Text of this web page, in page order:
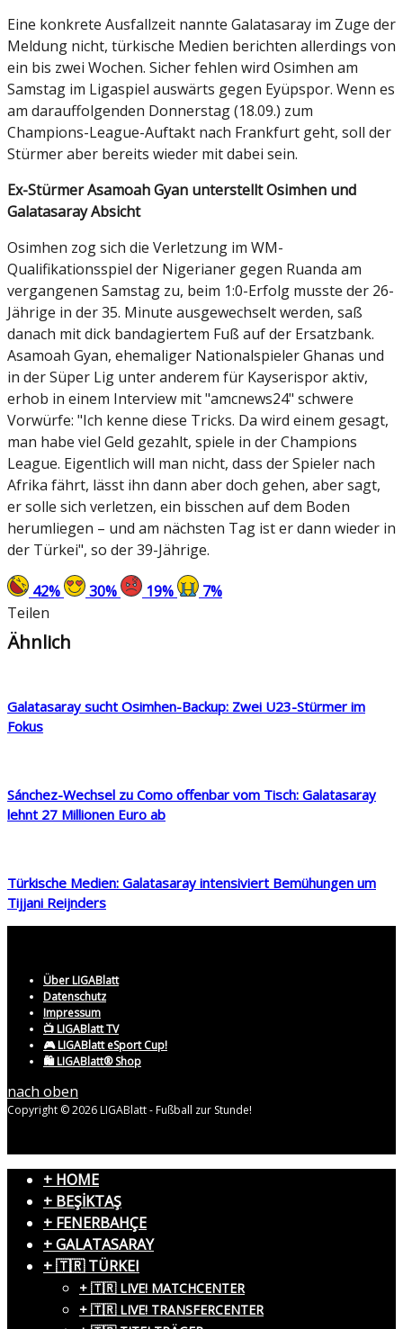
Eine konkrete Ausfallzeit nannte Galatasaray im Zuge der
Meldung nicht, türkische Medien berichten allerdings von
ein bis zwei Wochen. Sicher fehlen wird Osimhen am
Samstag im Ligaspiel auswärts gegen Eyüpspor. Wenn es
am darauffolgenden Donnerstag (18.09.) zum
Champions-League-Auftakt nach Frankfurt geht, soll der
Stürmer aber bereits wieder mit dabei sein.
Ex-Stürmer Asamoah Gyan unterstellt Osimhen und
Galatasaray Absicht
Osimhen zog sich die Verletzung im WM-
Qualifikationsspiel der Nigerianer gegen Ruanda am
vergangenen Samstag zu, beim 1:0-Erfolg musste der 26-
Jährige in der 35. Minute ausgewechselt werden, saß
danach mit dick bandagiertem Fuß auf der Ersatzbank.
Asamoah Gyan, ehemaliger Nationalspieler Ghanas und
in der Süper Lig unter anderem für Kayserispor aktiv,
erhob in einem Interview mit "amcnews24" schwere
Vorwürfe: "Ich kenne diese Tricks. Da wird einem gesagt,
man habe viel Geld gezahlt, spiele in der Champions
League. Eigentlich will man nicht, dass der Spieler nach
Afrika fährt, lässt ihn dann aber doch gehen, aber sagt,
er solle sich verletzen, ein bisschen auf dem Boden
herumliegen – und am nächsten Tag ist er dann wieder in
der Türkei", so der 39-Jährige.
42% 30% 19% 7%
Teilen
Ähnlich
Galatasaray sucht Osimhen-Backup: Zwei U23-Stürmer im
Fokus
Sánchez-Wechsel zu Como offenbar vom Tisch: Galatasaray
lehnt 27 Millionen Euro ab
Türkische Medien: Galatasaray intensiviert Bemühungen um
Tijjani Reijnders
Über LIGABlatt
Datenschutz
Impressum
📺 LIGABlatt TV
🎮 LIGABlatt eSport Cup!
🛍️ LIGABlatt® Shop
nach oben
Copyright © 2026 LIGABlatt - Fußball zur Stunde!
+ HOME
+ BEŞİKTAŞ
+ FENERBAHÇE
+ GALATASARAY
+ 🇹🇷 TÜRKEI
+ 🇹🇷 LIVE! MATCHCENTER
+ 🇹🇷 LIVE! TRANSFERCENTER